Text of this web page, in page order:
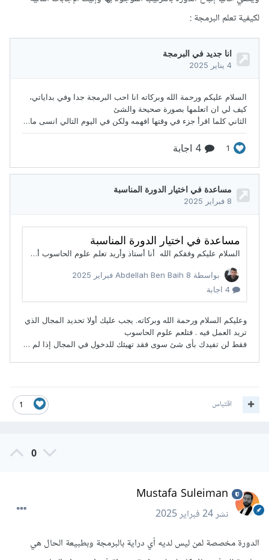
لكيفية تعلم البرمجة
1 اقتباس
0
Mustafa Suleiman
نشر24 فبراير 2025
الدورة مخصصة لمن ليس لديه أي دراية بالبرمجة وبطبيعة الحال هي